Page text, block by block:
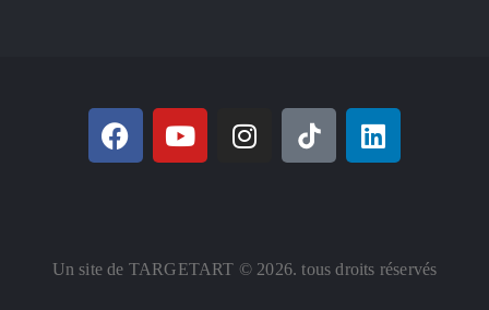
Un site de TARGETART © 2026. tous droits réservés